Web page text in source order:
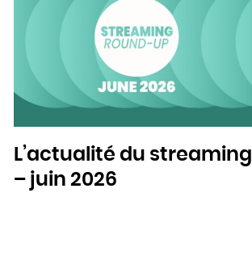
L’actualité du streaming
– juin 2026